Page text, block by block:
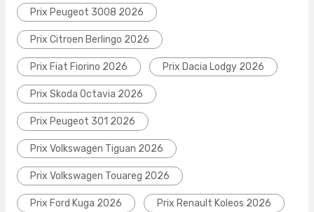
Prix Peugeot 3008 2026
Prix Citroen Berlingo 2026
Prix Fiat Fiorino 2026 Prix Dacia Lodgy 2026
Prix Skoda Octavia 2026
Prix Peugeot 301 2026
Prix Volkswagen Tiguan 2026
Prix Volkswagen Touareg 2026
Prix Ford Kuga 2026 Prix Renault Koleos 2026